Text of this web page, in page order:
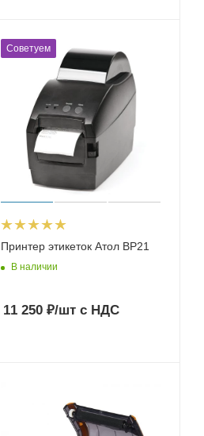
Советуем
Принтер этикеток Атол BP21
В наличии
11 250₽/штс НДС